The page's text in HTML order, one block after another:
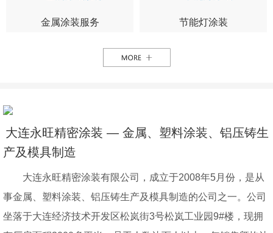
金属涂装服务 节能灯涂装
大连永旺精密涂装 — 金属、塑料涂装、铝压铸生
产及模具制造
大连永旺精密涂装有限公司，成立于2008年5月份，是从
事金属、塑料涂装、铝压铸生产及模具制造的公司之一。公司
坐落于大连经济技术开发区松岚街3号松岚工业园9#楼，现拥